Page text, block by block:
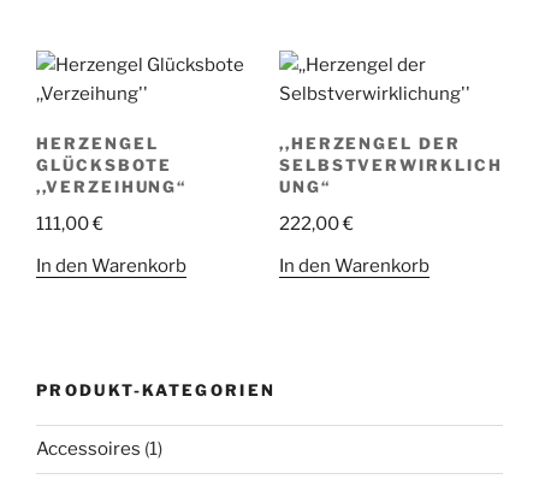
HERZENGEL
GLÜCKSBOTE
,,VERZEIHUNG“
111,00€
In den Warenkorb
,,HERZENGEL DER
SELBSTVERWIRKLICH
UNG“
222,00€
In den Warenkorb
PRODUKT-KATEGORIEN
Accessoires (1)